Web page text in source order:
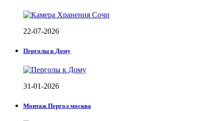
22-07-2026
Перголы к Дому
31-01-2026
Монтаж Пергол москва